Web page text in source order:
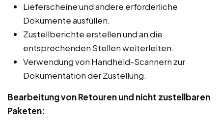
Lieferscheine und andere erforderliche
Dokumente ausfüllen.
Zustellberichte erstellen und an die
entsprechenden Stellen weiterleiten.
Verwendung von Handheld-Scannern zur
Dokumentation der Zustellung.
Bearbeitung von Retouren und nicht zustellbaren
Paketen: